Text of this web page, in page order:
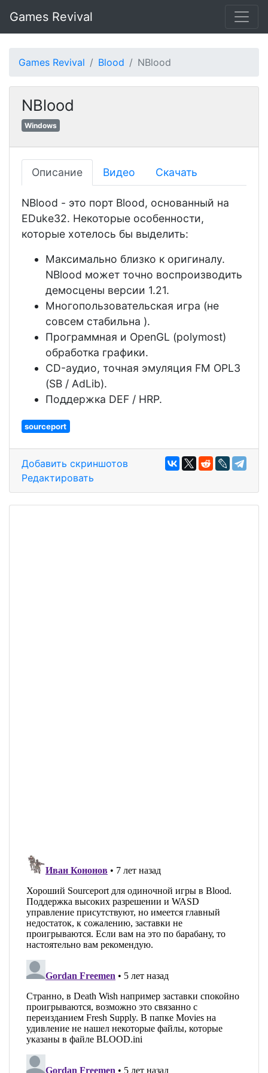
Games Revival
Games Revival Blood NBlood
NBlood
Windows
Описание Видео Скачать
NBlood - это порт Blood, основанный на
EDuke32. Некоторые особенности,
которые хотелось бы выделить:
Максимально близко к оригиналу.
NBlood может точно воспроизводить
демосцены версии 1.21.
Многопользовательская игра (не
совсем стабильна ).
Программная и OpenGL (polymost)
обработка графики.
CD-аудио, точная эмуляция FM OPL3
(SB / AdLib).
Поддержка DEF / HRP.
sourceport
Добавить скриншотов
Редактировать